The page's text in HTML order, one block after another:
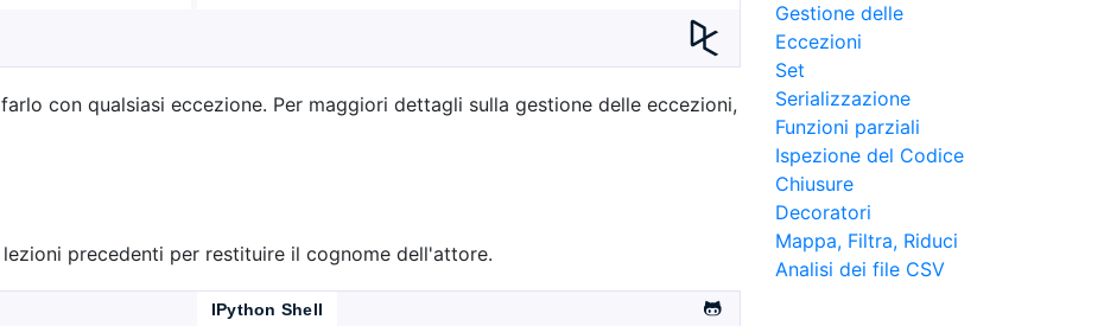
con qualsiasi eccezione. Per maggiori dettagli sulla gestione delle eccezioni,
precedenti per restituire il cognome dell'attore.
IPython Shell
Gestione delle
Eccezioni
Set
Serializzazione
Funzioni parziali
Ispezione del Codice
Chiusure
Decoratori
Mappa, Filtra, Riduci
Analisi dei file CSV